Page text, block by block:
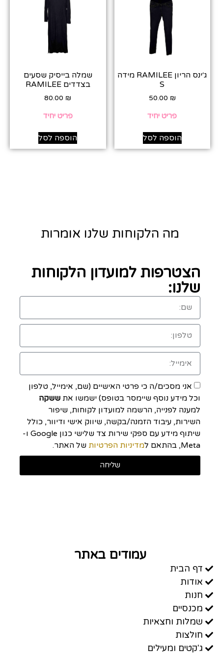
ג׳ינס הריון RAMILEE מידה
S
50.00 ₪
פריט יחיד
הוספה לסל
שמלה בייסיק שסעים
בצדדים RAMILEE
80.00 ₪
פריט יחיד
הוספה לסל
מה הלקוחות שלנו אומרות
הצטרפות למועדון הלקוחות
שלנו:
אני מסכים/ה כי פרטי האישיים (שם, אימייל, טלפון
וכל מידע נוסף שיימסר בטופס) ישמשו את ששקה
למענה לפנייה, הרשמה למועדון לקוחות, שיפור
השירות, עיבוד הזמנה/בקשה, שיווק אישי ודיוור, כולל
שיתוף מידע עם ספקי שירות צד שלישי כגון Google ו-
Meta, בהתאם ל
מדיניות הפרטיות של האתר.
שליחה
עמודים באתר
דף הבית
אודות
חנות
מכנסיים
שמלות וחצאיות
חולצות
ג'קטים ומעילים